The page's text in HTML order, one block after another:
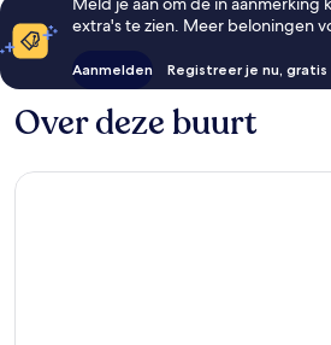
extra's te zien. Meer beloningen
Aanmelden Registreer je nu,
Over deze buurt